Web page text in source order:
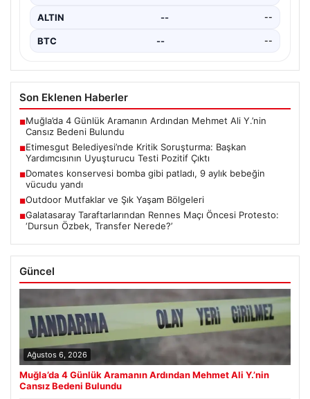
ALTIN -- --
BTC -- --
Son Eklenen Haberler
■Muğla’da 4 Günlük Aramanın Ardından Mehmet Ali Y.’nin
Cansız Bedeni Bulundu
■Etimesgut Belediyesi’nde Kritik Soruşturma: Başkan
Yardımcısının Uyuşturucu Testi Pozitif Çıktı
■Domates konservesi bomba gibi patladı, 9 aylık bebeğin
vücudu yandı
■Outdoor Mutfaklar ve Şık Yaşam Bölgeleri
■Galatasaray Taraftarlarından Rennes Maçı Öncesi Protesto:
‘Dursun Özbek, Transfer Nerede?’
Güncel
Ağustos 6, 2026
Muğla’da 4 Günlük Aramanın Ardından Mehmet Ali Y.’nin
Cansız Bedeni Bulundu